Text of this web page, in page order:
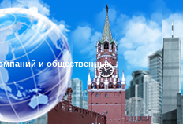
и общественных